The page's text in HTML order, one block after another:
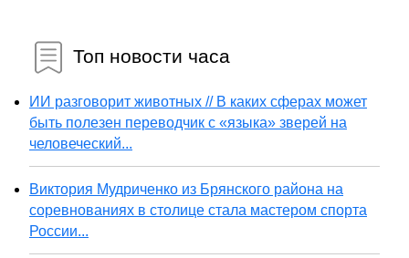
Топ новости часа
ИИ разговорит животных // В каких сферах может
быть полезен переводчик с «языка» зверей на
человеческий...
Виктория Мудриченко из Брянского района на
соревнованиях в столице стала мастером спорта
России...